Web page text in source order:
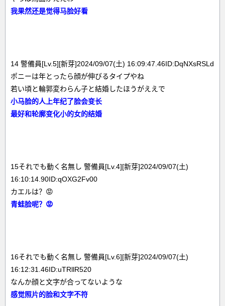
我果然还是觉得马脸好看
14 警備員[Lv.5][新芽]2024/09/07(土) 16:09:47.46ID:DqNXsRSLd
ポニーは年とったら顔が伸びるタイプやね
若い頃と輪郭変わらん子と結婚したほうがええで
小马脸的人上年纪了脸会变长
最好和轮廓变化小的女的结婚
15それでも動く名無し 警備員[Lv.4][新芽]2024/09/07(土)
16:10:14.90ID:qOXG2Fv00
カエルは？😡
青蛙脸呢？😡
16それでも動く名無し 警備員[Lv.6][新芽]2024/09/07(土)
16:12:31.46ID:uTRllR520
なんか顔と文字が合ってないような
感觉照片的脸和文字不符